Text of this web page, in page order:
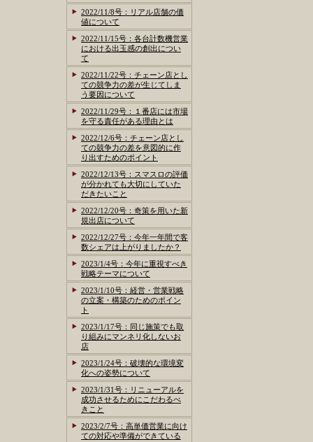
2022/11/8号：リアル店舗の価
値について
2022/11/15号：各台計数機営業
における出玉感の創出につい
て
2022/11/22号：チェーン店とし
ての競争力の差が生じてしま
う要因について
2022/11/29号：１番店には市場
を守る責任がある理由とは
2022/12/6号：チェーン店とし
ての競争力の差を意図的に作
り出すためのポイント
2022/12/13号：スマスロの評価
が分かれても大切にしていた
だきたいこと
2022/12/20号：奇策を用いた新
規出店について
2022/12/27号：今年一年間で客
数シェアは上がりましたか？
2023/1/4号：今年に重視すべき
戦略テーマについて
2023/1/10号：経営・営業戦略
の立案・構築のためのポイン
ト
2023/1/17号：同じ施策でも取
り組みにマンネリ化しないお
店
2023/1/24号：破壊的な環境変
化への姿勢について
2023/1/31号：リニューアルを
成功させるためにこだわるべ
きこと
2023/2/7号：高単価営業に向け
ての対応や準備ができている